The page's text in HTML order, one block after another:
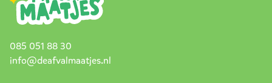
085 051 88 30
info@deafvalmaatjes.nl